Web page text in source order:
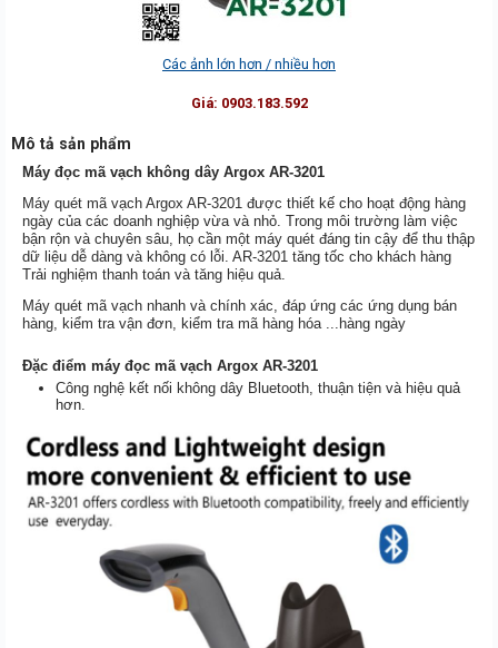
Các ảnh lớn hơn / nhiều hơn
Giá: 0903.183.592
Mô tả sản phẩm
Máy đọc mã vạch không dây Argox AR-3201
Máy quét mã vạch Argox AR-3201 được thiết kế cho hoạt động hàng
ngày của các doanh nghiệp vừa và nhỏ. Trong môi trường làm việc
bận rộn và chuyên sâu, họ cần một máy quét đáng tin cậy để thu thập
dữ liệu dễ dàng và không có lỗi. AR-3201 tăng tốc cho khách hàng
Trải nghiệm thanh toán và tăng hiệu quả.
Máy quét mã vạch nhanh và chính xác, đáp ứng các ứng dụng bán
hàng, kiểm tra vận đơn, kiểm tra mã hàng hóa ...hàng ngày
Đặc điểm máy đọc mã vạch Argox AR-3201
Công nghệ kết nối không dây Bluetooth, thuận tiện và hiệu quả
hơn.